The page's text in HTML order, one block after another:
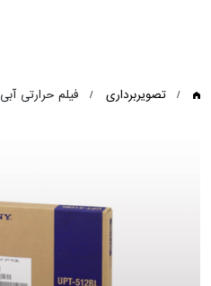
تصویربرداری فیلم حرارتی آبی UPT-512BL